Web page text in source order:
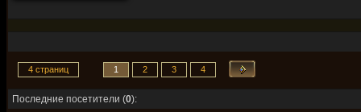
4 страниц 1 2 3 4
Последние посетители (0):